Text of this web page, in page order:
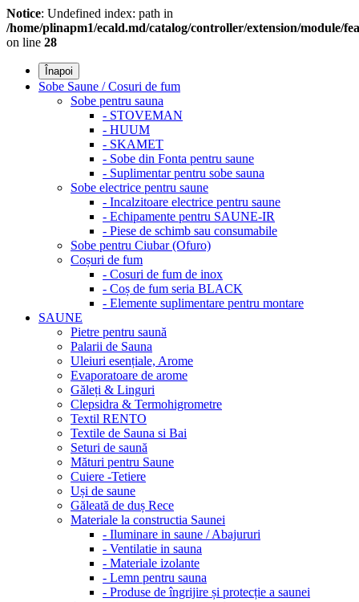
Notice: Undefined index: path in
/home/plinapm1/ecald.md/catalog/controller/extension/module/
on line 28
Înapoi
Sobe Saune / Cosuri de fum
Sobe pentru sauna
- STOVEMAN
- HUUM
- SKAMET
- Sobe din Fonta pentru saune
- Suplimentar pentru sobe sauna
Sobe electrice pentru saune
- Incalzitoare electrice pentru saune
- Echipamente pentru SAUNE-IR
- Piese de schimb sau consumabile
Sobe pentru Ciubar (Ofuro)
Coșuri de fum
- Cosuri de fum de inox
- Coș de fum seria BLACK
- Elemente suplimentare pentru montare
SAUNE
Pietre pentru saună
Palarii de Sauna
Uleiuri esențiale, Arome
Evaporatoare de arome
Găleți & Linguri
Clepsidra & Termohigrometre
Textil RENTO
Textile de Sauna si Bai
Seturi de saună
Mături pentru Saune
Cuiere -Tetiere
Uși de saune
Găleată de duș Rece
Materiale la constructia Saunei
- Iluminare in saune / Abajururi
- Ventilatie in sauna
- Materiale izolante
- Lemn pentru sauna
- Produse de îngrijire și protecție a saunei